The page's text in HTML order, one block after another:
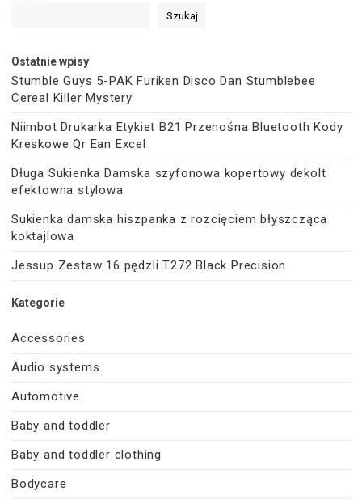
Szukaj
Ostatnie wpisy
Stumble Guys 5-PAK Furiken Disco Dan Stumblebee
Cereal Killer Mystery
Niimbot Drukarka Etykiet B21 Przenośna Bluetooth Kody
Kreskowe Qr Ean Excel
Długa Sukienka Damska szyfonowa kopertowy dekolt
efektowna stylowa
Sukienka damska hiszpanka z rozcięciem błyszcząca
koktajlowa
Jessup Zestaw 16 pędzli T272 Black Precision
Kategorie
Accessories
Audio systems
Automotive
Baby and toddler
Baby and toddler clothing
Bodycare